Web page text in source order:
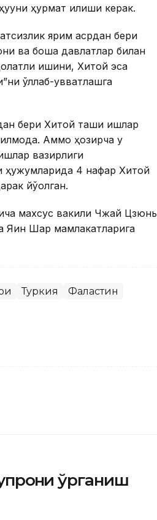
ҳурмат қилиши керак.
ярим асрдан бери
ва бошқа давлатлар билан
ишини, Хитой эса
қўллаб-қувватлашга
бери Хитой ташқи ишлар
Аммо ҳозирча у
вазирлиги
ҳужумларида 4 нафар Хитой
йўқолган.
махсус вакили Чжай Цзюнь
Шарқ мамлакатларига
Туркия
Фаластин
ўрганиш